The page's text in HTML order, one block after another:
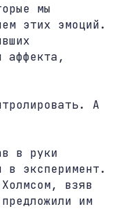
мы
этих эмоций.
аффекта,
А
в руки
в эксперимент.
взяв
им